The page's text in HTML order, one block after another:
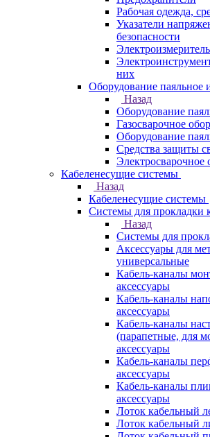
Рабочая одежда,
Указатели
безопасности
них
Оборудование паяльное
Назад
Оборудование
Газосварочное
Оборудование
Средства защиты
Электросварочное
Кабеленесущие системы
Назад
Кабеленесущие системы
Системы для прокладки
Назад
Системы для
Аксессуары для
универсальные
Кабель-каналы
аксессуары
Кабель-каналы
аксессуары
Кабель-каналы
(парапетные, для
аксессуары
Кабель-каналы
аксессуары
Кабель-каналы
аксессуары
Лоток кабельный
Лоток кабельный